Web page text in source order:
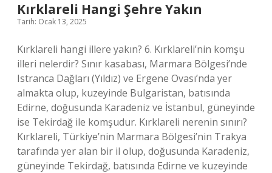
Kırklareli Hangi Şehre Yakın
Tarih: Ocak 13, 2025
Kırklareli hangi illere yakın? 6. Kırklareli’nin komşu
illeri nelerdir? Sınır kasabası, Marmara Bölgesi’nde
Istranca Dağları (Yıldız) ve Ergene Ovası’nda yer
almakta olup, kuzeyinde Bulgaristan, batısında
Edirne, doğusunda Karadeniz ve İstanbul, güneyinde
ise Tekirdağ ile komşudur. Kırklareli nerenin sınırı?
Kırklareli, Türkiye’nin Marmara Bölgesi’nin Trakya
tarafında yer alan bir il olup, doğusunda Karadeniz,
güneyinde Tekirdağ, batısında Edirne ve kuzeyinde